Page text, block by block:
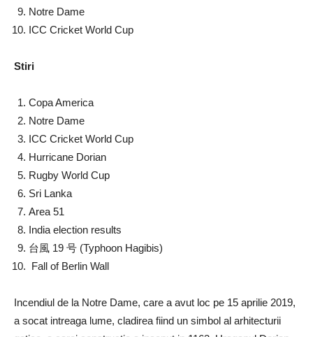
Notre Dame
ICC Cricket World Cup
Stiri
Copa America
Notre Dame
ICC Cricket World Cup
Hurricane Dorian
Rugby World Cup
Sri Lanka
Area 51
India election results
台風 19 号 (Typhoon Hagibis)
Fall of Berlin Wall
Incendiul de la Notre Dame, care a avut loc pe 15 aprilie 2019,
a socat intreaga lume, cladirea fiind un simbol al arhitecturii